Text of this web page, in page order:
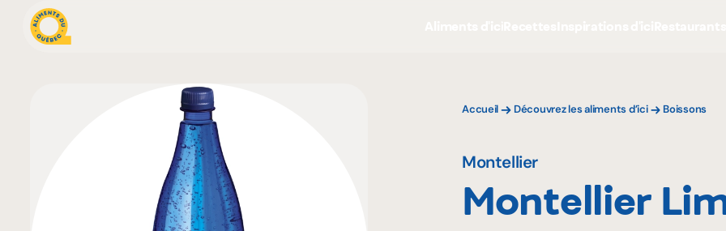
Accueil Découvrez les aliments d’ici Boissons
Montellier
Montellier